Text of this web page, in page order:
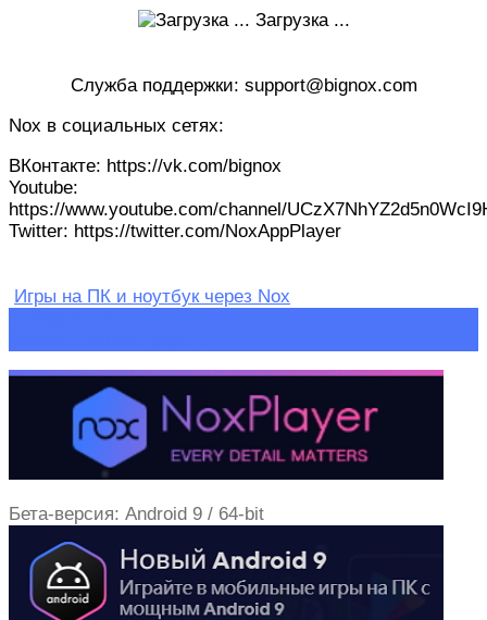
Загрузка ...
Служба поддержки: support@bignox.com
Nox в социальных сетях:
ВКонтакте: https://vk.com/bignox
Youtube:
https://www.youtube.com/channel/
Twitter: https://twitter.com/NoxAppPlayer
Игры на ПК и ноутбук через Nox
по
записям
Бета-версия: Android 9 / 64-bit